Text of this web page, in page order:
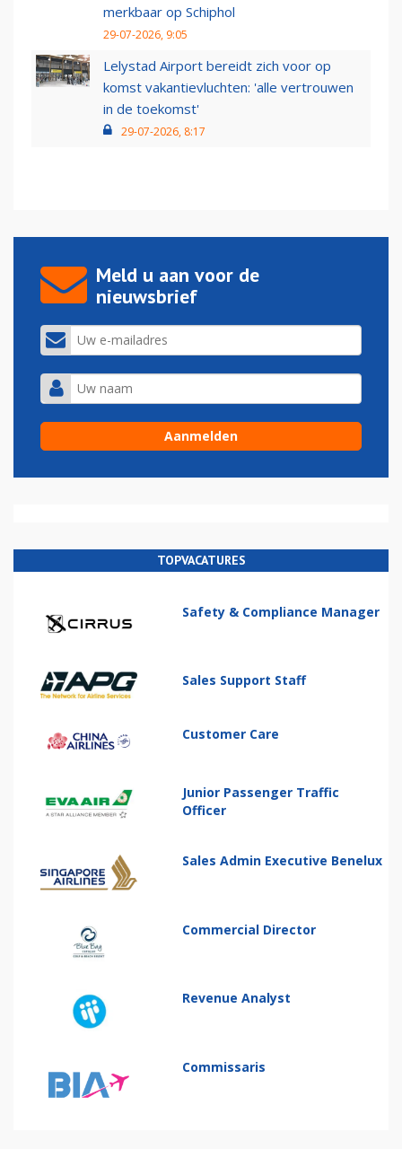
merkbaar op Schiphol
29-07-2026, 9:05
Lelystad Airport bereidt zich voor op
komst vakantievluchten: 'alle vertrouwen
in de toekomst'
29-07-2026, 8:17
Meld u aan voor de
nieuwsbrief
TOPVACATURES
Safety & Compliance Manager
Sales Support Staff
Customer Care
Junior Passenger Traffic
Officer
Sales Admin Executive Benelux
Commercial Director
Revenue Analyst
Commissaris